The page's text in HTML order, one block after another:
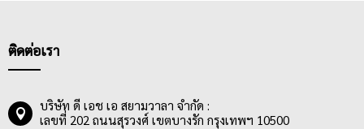
ติดต่อเรา
บริษัท ดี เอช เอ สยามวาลา จำกัด :
เลขที่ 202 ถนนสุรวงศ์ เขตบางรัก กรุงเทพฯ 10500